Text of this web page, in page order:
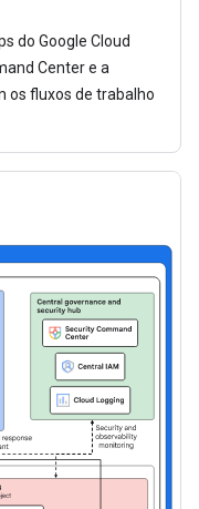
do Google Cloud
Center e a
os fluxos de trabalho